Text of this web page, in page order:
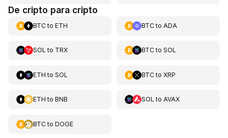
De cripto para cripto
BTCto ETH BTCto ADA
SOL to TRX BTCto SOL
ETH to SOL BTCto XRP
ETH to BNB SOL to AVAX
BTCto DOGE